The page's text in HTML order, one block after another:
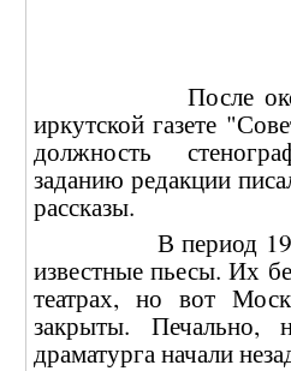
После
иркутской газете
должность
заданию редакции
рассказы.
В период 1969-
известные пьесы. Их
театрах, но вот
закрыты. Печально,
драматурга начали